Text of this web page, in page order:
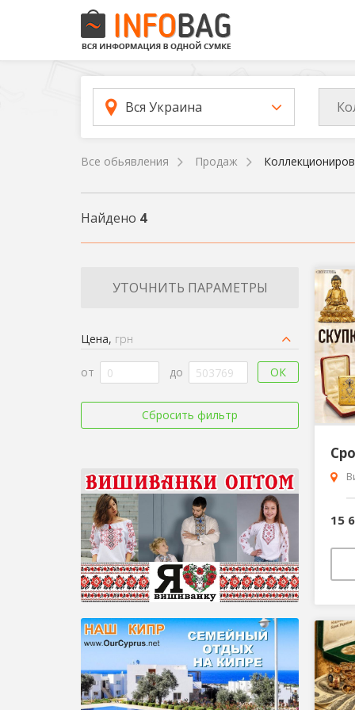
Вся Украина
Все обьявления Продаж
Найдено 4
УТОЧНИТЬ ПАРАМЕТРЫ
Цена, грн
от до ОК
Сбросить фильтр
15